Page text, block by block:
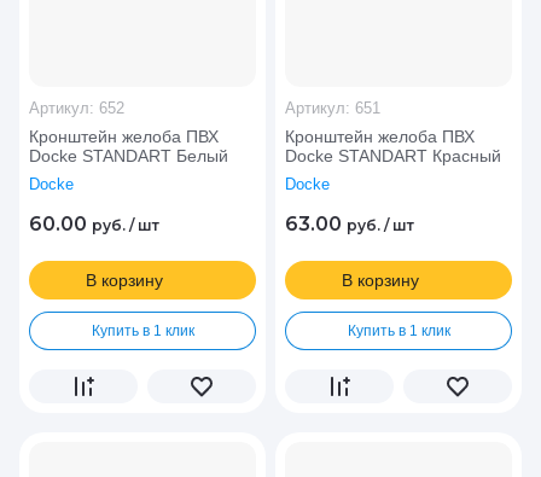
Кронштейн желоба ПВХ
Docke STANDART Белый
Docke
Артикул: 652
60.00 руб. /шт
В корзину
Купить в 1 клик
Кронштейн желоба ПВХ
Docke STANDART Красный
Docke
Артикул: 651
63.00 руб. /шт
В корзину
Купить в 1 клик